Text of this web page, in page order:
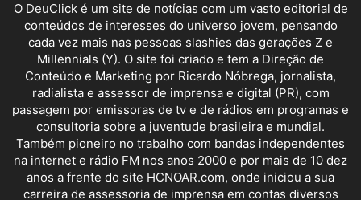
O DeuClick é um site de notícias com um vasto editorial de
conteúdos de interesses do universo jovem, pensando
cada vez mais nas pessoas slashies das gerações Z e
Millennials (Y). O site foi criado e tem a Direção de
Conteúdo e Marketing por Ricardo Nóbrega, jornalista,
radialista e assessor de imprensa e digital (PR), com
passagem por emissoras de tv e de rádios em programas e
consultoria sobre a juventude brasileira e mundial.
Também pioneiro no trabalho com bandas independentes
na internet e rádio FM nos anos 2000 e por mais de 10 dez
anos a frente do site HCNOAR.com, onde iniciou a sua
carreira de assessoria de imprensa em contas diversos